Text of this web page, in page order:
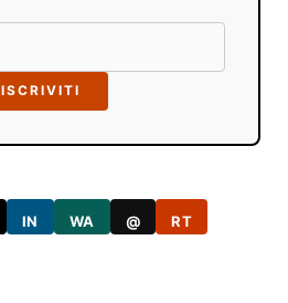
ISCRIVITI
IN WA @ RT